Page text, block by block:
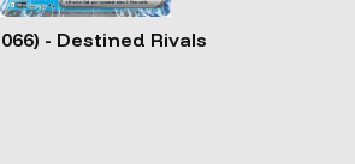
- Destined Rivals